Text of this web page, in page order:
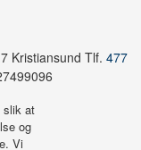
Kristiansund Tlf. 477
slik at
og
Vi